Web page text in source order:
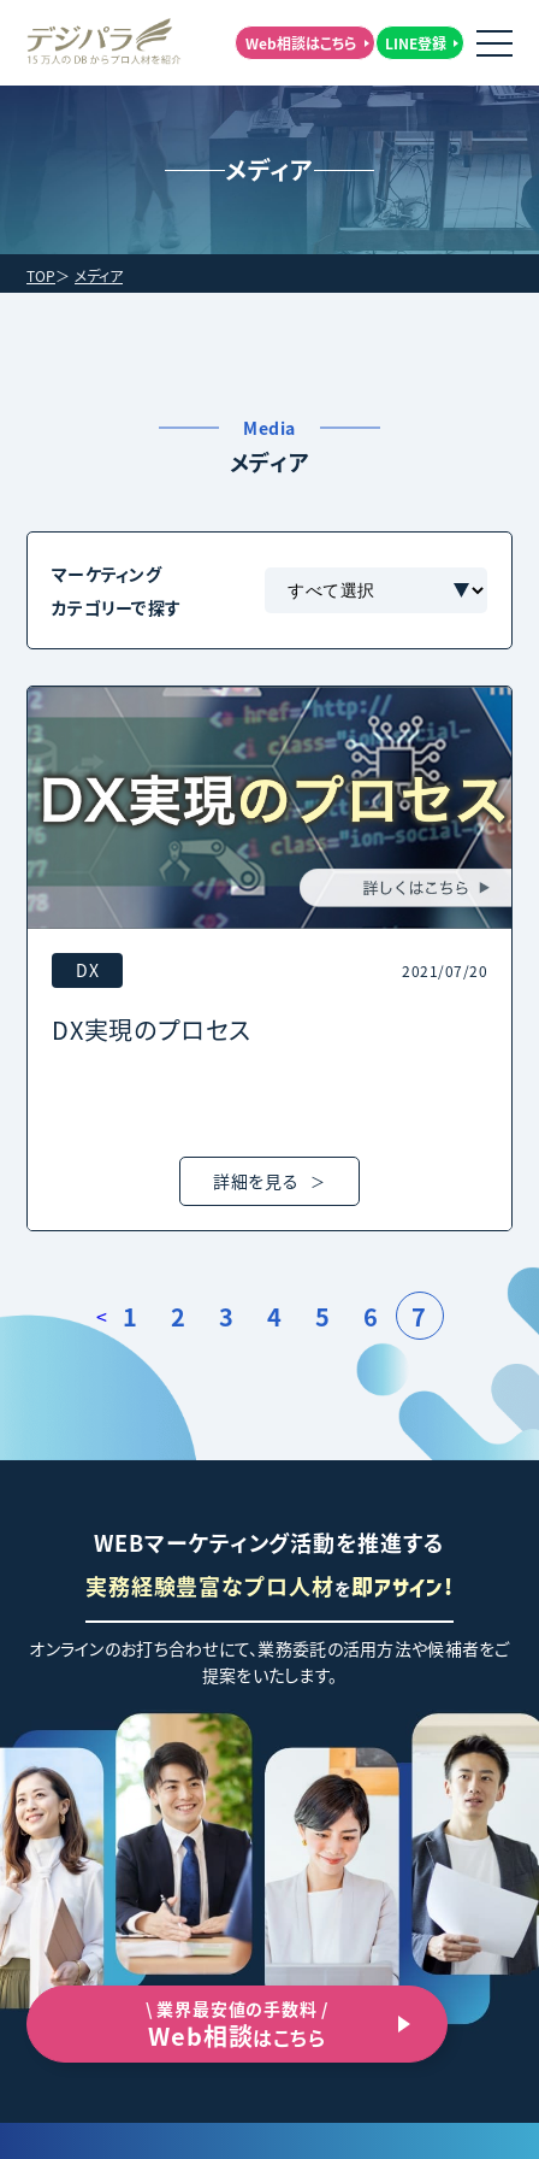
Web相談はこちら LINE登録
メディア
TOP メディア
Media
メディア
マーケティング
カテゴリーで探す
DX 2021/07/20
DX実現のプロセス
詳細を見る
< 1 2 3 4 5 6 7
WEBマーケティング活動を推進する
実務経験豊富なプロ人材を即アサイン!
オンラインのお打ち合わせにて、業務委託の活用方法や候補者をご
提案をいたします。
\ 業界最安値の手数料 /
Web相談はこちら